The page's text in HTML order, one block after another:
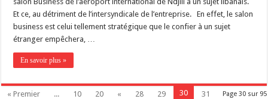
Et ce, au détriment de l’intersyndicale de l’entreprise. En effet, le salon
business est celui tellement stratégique que le confier à un sujet
étranger empêchera, …
En savoir plus »
Page 30 sur 95
« Premier ... 10 20 « 28 29 30
31